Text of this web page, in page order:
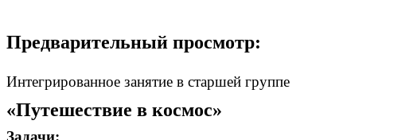
Предварительный просмотр:
Интегрированное занятие в старшей группе
«Путешествие в космос»